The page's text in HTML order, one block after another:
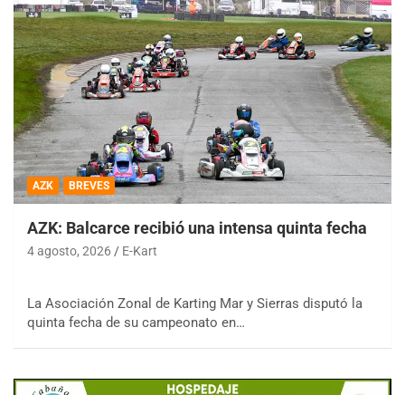
AZK BREVES
AZK: Balcarce recibió una intensa quinta fecha
4 agosto, 2026 E-Kart
La Asociación Zonal de Karting Mar y Sierras disputó la
quinta fecha de su campeonato en…